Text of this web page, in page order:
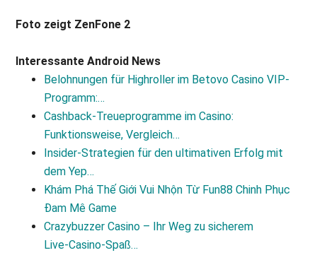
Foto zeigt ZenFone 2
Interessante Android News
Belohnungen für Highroller im Betovo Casino VIP-
Programm:…
Cashback-Treueprogramme im Casino:
Funktionsweise, Vergleich…
Insider‑Strategien für den ultimativen Erfolg mit
dem Yep…
Khám Phá Thế Giới Vui Nhộn Từ Fun88 Chinh Phục
Đam Mê Game
Crazybuzzer Casino – Ihr Weg zu sicherem
Live‑Casino‑Spaß…